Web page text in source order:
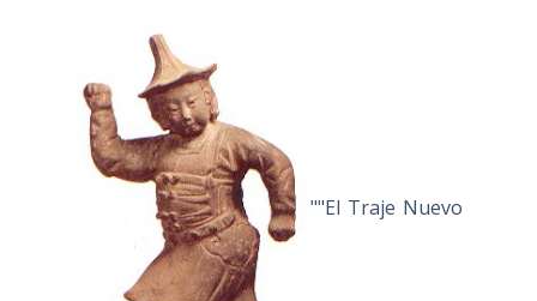
""El Traje Nuevo